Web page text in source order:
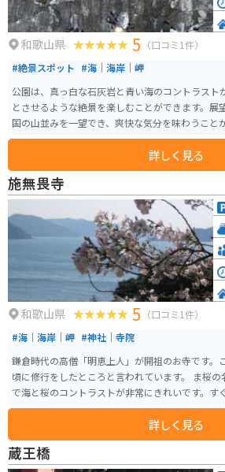
和歌山県 5 （口コミ1件）
#絶景スポット #海｜海岸｜岬
公園は、真っ白な石灰岩と青い海のコントラスト
とさせるような絶景を楽しむことができます。展
国の山並みを一望でき、爽快な気分を味わうことが可能です
水平線を一望できる見晴らしの良さや、夕方には
美しい夕陽を見ることができます。また、白崎海
園としても指定されており、自然の美しさを保護
放されています。 公園内には87台の駐車スペースがあります。公園では、地
元の海産物を使った食事も楽しむことができ、あ
カツバーガーなどもあります。道の駅 白崎海洋
ろにあるので、アクセスは良好です。
詳しく見る
施無畏寺
和歌山県 5 （口コミ1件）
#海｜海岸｜岬 #神社｜寺院
鎌倉時代の高僧「明恵上人」が開祖のお寺です。
頃に修行をしたところと言われています。 ま桜
で海と桜のコントラストが非常にきれいです。す
常に美しい砂浜です。
詳しく見る
蔵王橋